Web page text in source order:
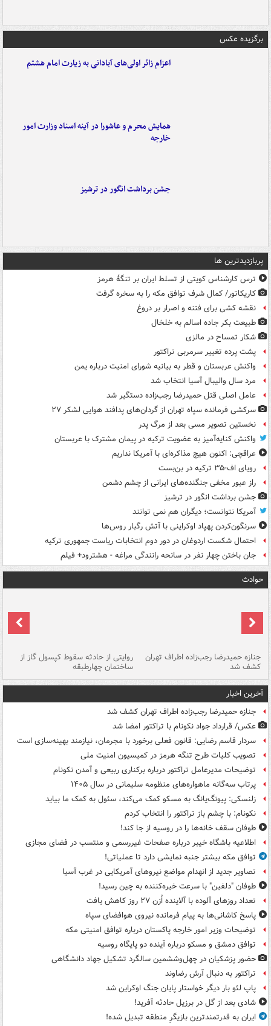
برگزیده عکس
اعزام زائر اولی‌های آبادانی به زیارت امام هشتم
همایش محرم و عاشورا در آینه اسناد وزارت امور
خارجه
جشن برداشت انگور در ترشیز
پربازدیدترین ها
ترس کارشناس کویتی از تسلط ایران بر تنگۀ هرمز
کاریکاتور/ کمال شرف توافق مکه را به سخره گرفت
نقشه کشی برای فتنه و اصرار بر دروغ
طبیعت بکر جاده اسالم به خلخال
شکار تمساح در مالزی
پشت پرده تغییر سرمربی تراکتور
واکنش عربستان و قطر به بیانیه شورای امنیت درباره یمن
مرد سال والیبال آسیا انتخاب شد
عامل اصلی قتل حمیدرضا رجب‌زاده دستگیر شد
سرکشی فرمانده سپاه تهران از گردان‌های پدافند هوایی لشکر ۲۷
نخستین تصویر مسی بعد از مرگ پدر
واکنش کنایه‌آمیز به عضویت ترکیه در پیمان مشترک با عربستان
عراقچی: اکنون هیچ مذاکره‌ای با آمریکا نداریم
رویای اف-۳۵ ترکیه در بن‌بست
راز عبور مخفی جنگنده‌های ایرانی از چشم دشمن
جشن برداشت انگور در ترشیز
آمریکا نتوانست؛ دیگران هم نمی توانند
سرنگون‌کردن پهپاد اوکراینی با آتش رگبار روس‌ها
احتمال شکست اردوغان در دور دوم انتخابات ریاست جمهوری ترکیه
جان باختن چهار نفر در سانحه رانندگی مراغه - هشترود+ فیلم
حوادث
جنازه حمیدرضا رجب‌زاده اطراف تهران
کشف شد
روایتی از حادثه سقوط کپسول گاز از
ساختمان چهارطبقه
آخرین اخبار
جنازه حمیدرضا رجب‌زاده اطراف تهران کشف شد
عکس/ قرارداد جواد نکونام با تراکتور امضا شد
سردار قاسم رضایی: قانون فعلی برخورد با مجرمان، نیازمند بهینه‌سازی است
تصویب کلیات طرح تنگه هرمز در کمیسیون امنیت ملی
توضیحات مدیرعامل تراکتور درباره برکناری ربیعی و آمدن نکونام
پرتاب سه‌گانه ماهواره‌های منظومه سلیمانی در سال ۱۴۰۵
زلنسکی: پیونگ‌یانگ به مسکو کمک می‌کند، سئول به کمک ما بیاید
نکونام: با چشم باز تراکتور را انتخاب کردم
طوفان سقف خانه‌ها را در روسیه از جا ‌کند!
اطلاعیه باشگاه خیبر درباره صفحات غیررسمی و منتسب در فضای مجازی
توافق مکه بیشتر جنبه نمایشی دارد تا عملیاتی!
تصاویر جدید از انهدام مواضع نیروهای آمریکایی در غرب آسیا
طوفان "دلفین" با سرعت خیره‌کننده به چین رسید!
تعداد روزهای آلوده با آلاینده اُزن ۲۷ روز کاهش یافت
پاسخ کاشانی‌ها به پیام فرمانده نیروی هوافضای سپاه
توضیحات وزیر امور خارجه پاکستان درباره توافق امنیتی مکه
توافق دمشق و مسکو درباره آینده دو پایگاه روسیه
حضور پزشکیان در چهل‌وششمین سالگرد تشکیل جهاد دانشگاهی
تراکتور به دنبال آرش رضاوند
پاپ لئو بار دیگر خواستار پایان جنگ اوکراین شد
شادی بعد از گل در برزیل حادثه آفرید!
ایران به قدرتمندترین بازیگرِ منطقه تبدیل شده!